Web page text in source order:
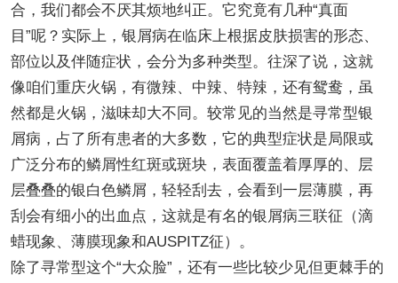
合，我们都会不厌其烦地纠正。它究竟有几种“真面
目”呢？实际上，银屑病在临床上根据皮肤损害的形态、
部位以及伴随症状，会分为多种类型。往深了说，这就
像咱们重庆火锅，有微辣、中辣、特辣，还有鸳鸯，虽
然都是火锅，滋味却大不同。较常见的当然是寻常型银
屑病，占了所有患者的大多数，它的典型症状是局限或
广泛分布的鳞屑性红斑或斑块，表面覆盖着厚厚的、层
层叠叠的银白色鳞屑，轻轻刮去，会看到一层薄膜，再
刮会有细小的出血点，这就是有名的银屑病三联征（滴
蜡现象、薄膜现象和AUSPITZ征）。
除了寻常型这个“大众脸”，还有一些比较少见但更棘手的